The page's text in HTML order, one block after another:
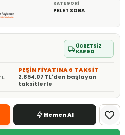
KATEGORI
PELET SOBA
ÜCRETSİZ
KARGO
PEŞİN FİYATINA 6 TAKSİT
2.854,07 TL'den başlayan
taksitlerle
Hemen Al